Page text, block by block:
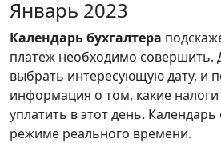
Январь 2023
Календарьбухгалтера
платеж необходимо совершить.
выбрать интересующую дату, и
информация о том, какие
уплатить в этот день.
режиме реального времени.